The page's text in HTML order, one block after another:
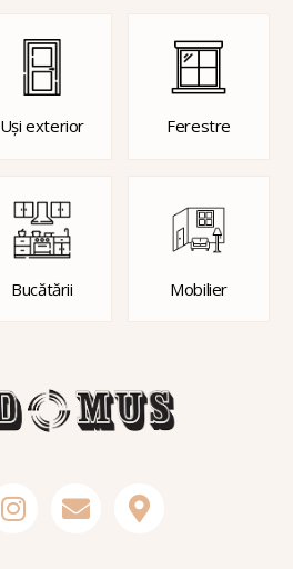
Uși exterior Ferestre
Bucătării Mobilier